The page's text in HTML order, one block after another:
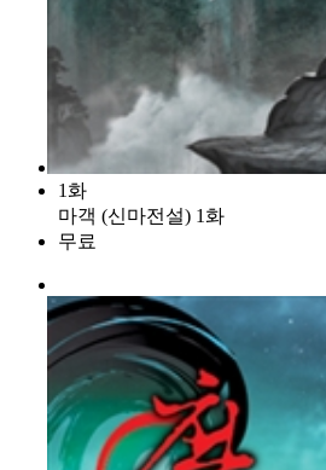
1화
마객 (신마전설) 1화
무료